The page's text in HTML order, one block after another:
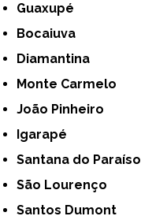
Guaxupé
Bocaiuva
Diamantina
Monte Carmelo
João Pinheiro
Igarapé
Santana do Paraíso
São Lourenço
Santos Dumont